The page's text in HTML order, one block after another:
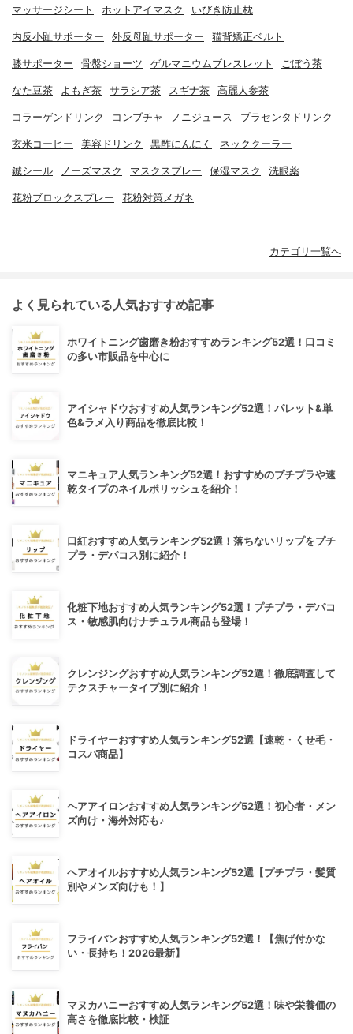
マッサージシート ホットアイマスク いびき防止枕
内反小趾サポーター 外反母趾サポーター 猫背矯正ベルト
膝サポーター 骨盤ショーツ ゲルマニウムブレスレット ごぼう茶
なた豆茶 よもぎ茶 サラシア茶 スギナ茶 高麗人参茶
コラーゲンドリンク コンブチャ ノニジュース プラセンタドリンク
玄米コーヒー 美容ドリンク 黒酢にんにく ネッククーラー
鍼シール ノーズマスク マスクスプレー 保湿マスク 洗眼薬
花粉ブロックスプレー 花粉対策メガネ
カテゴリ一覧へ
よく見られている人気おすすめ記事
ホワイトニング歯磨き粉おすすめランキング52選！口コミ
の多い市販品を中心に
アイシャドウおすすめ人気ランキング52選！パレット&単
色&ラメ入り商品を徹底比較！
マニキュア人気ランキング52選！おすすめのプチプラや速
乾タイプのネイルポリッシュを紹介！
口紅おすすめ人気ランキング52選！落ちないリップをプチ
プラ・デパコス別に紹介！
化粧下地おすすめ人気ランキング52選！プチプラ・デパコ
ス・敏感肌向けナチュラル商品も登場！
クレンジングおすすめ人気ランキング52選！徹底調査して
テクスチャータイプ別に紹介！
ドライヤーおすすめ人気ランキング52選【速乾・くせ毛・
コスパ商品】
ヘアアイロンおすすめ人気ランキング52選！初心者・メン
ズ向け・海外対応も♪
ヘアオイルおすすめ人気ランキング52選【プチプラ・髪質
別やメンズ向けも！】
フライパンおすすめ人気ランキング52選！【焦げ付かな
い・長持ち！2026最新】
マヌカハニーおすすめ人気ランキング52選！味や栄養価の
高さを徹底比較・検証